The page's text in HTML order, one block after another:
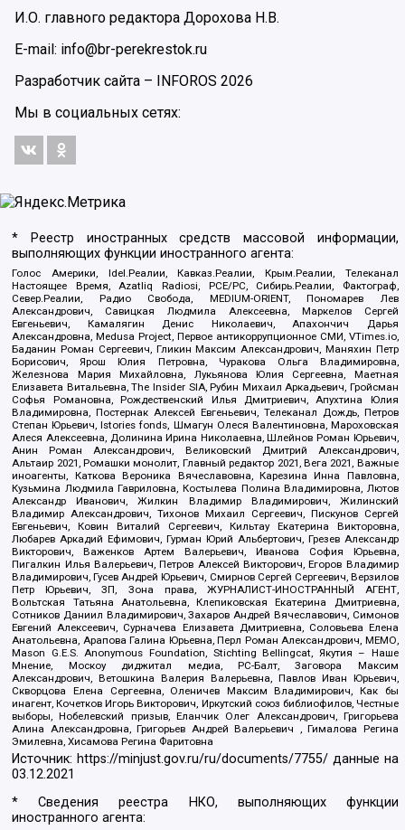
И.О. главного редактора Дорохова Н.В.
E-mail: info@br-perekrestok.ru
Разработчик сайта –
INFOROS 2026
Мы в социальных сетях:
* Реестр иностранных средств массовой информации,
выполняющих функции иностранного агента:
Голос Америки, Idel.Реалии, Кавказ.Реалии, Крым.Реалии, Телеканал
Настоящее Время, Azatliq Radiosi, PCE/PC, Сибирь.Реалии, Фактограф,
Север.Реалии, Радио Свобода, MEDIUM-ORIENT, Пономарев Лев
Александрович, Савицкая Людмила Алексеевна, Маркелов Сергей
Евгеньевич, Камалягин Денис Николаевич, Апахончич Дарья
Александровна, Medusa Project, Первое антикоррупционное СМИ, VTimes.io,
Баданин Роман Сергеевич, Гликин Максим Александрович, Маняхин Петр
Борисович, Ярош Юлия Петровна, Чуракова Ольга Владимировна,
Железнова Мария Михайловна, Лукьянова Юлия Сергеевна, Маетная
Елизавета Витальевна, The Insider SIA, Рубин Михаил Аркадьевич, Гройсман
Софья Романовна, Рождественский Илья Дмитриевич, Апухтина Юлия
Владимировна, Постернак Алексей Евгеньевич, Телеканал Дождь, Петров
Степан Юрьевич, Istories fonds, Шмагун Олеся Валентиновна, Мароховская
Алеся Алексеевна, Долинина Ирина Николаевна, Шлейнов Роман Юрьевич,
Анин Роман Александрович, Великовский Дмитрий Александрович,
Альтаир 2021, Ромашки монолит, Главный редактор 2021, Вега 2021, Важные
иноагенты, Каткова Вероника Вячеславовна, Карезина Инна Павловна,
Кузьмина Людмила Гавриловна, Костылева Полина Владимировна, Лютов
Александр Иванович, Жилкин Владимир Владимирович, Жилинский
Владимир Александрович, Тихонов Михаил Сергеевич, Пискунов Сергей
Евгеньевич, Ковин Виталий Сергеевич, Кильтау Екатерина Викторовна,
Любарев Аркадий Ефимович, Гурман Юрий Альбертович, Грезев Александр
Викторович, Важенков Артем Валерьевич, Иванова София Юрьевна,
Пигалкин Илья Валерьевич, Петров Алексей Викторович, Егоров Владимир
Владимирович, Гусев Андрей Юрьевич, Смирнов Сергей Сергеевич, Верзилов
Петр Юрьевич, ЗП, Зона права, ЖУРНАЛИСТ-ИНОСТРАННЫЙ АГЕНТ,
Вольтская Татьяна Анатольевна, Клепиковская Екатерина Дмитриевна,
Сотников Даниил Владимирович, Захаров Андрей Вячеславович, Симонов
Евгений Алексеевич, Сурначева Елизавета Дмитриевна, Соловьева Елена
Анатольевна, Арапова Галина Юрьевна, Перл Роман Александрович, МЕМО,
Mason G.E.S. Anonymous Foundation, Stichting Bellingcat, Якутия – Наше
Мнение, Москоу диджитал медиа, РС-Балт, Заговора Максим
Александрович, Ветошкина Валерия Валерьевна, Павлов Иван Юрьевич,
Скворцова Елена Сергеевна, Оленичев Максим Владимирович, Как бы
инагент, Кочетков Игорь Викторович, Иркутский союз библиофилов, Честные
выборы, Нобелевский призыв, Еланчик Олег Александрович, Григорьева
Алина Александровна, Григорьев Андрей Валерьевич , Гималова Регина
Эмилевна, Хисамова Регина Фаритовна
Источник: https://minjust.gov.ru/ru/documents/7755/ данные на
03.12.2021
* Сведения реестра НКО, выполняющих функции
иностранного агента: